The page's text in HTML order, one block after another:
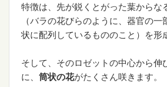
特徴は、先が鋭くとがった葉からな
（バラの花びらのように、器官の一
状に配列しているもののこと）を形
そして、そのロゼットの中心から伸
に、 筒状の花がたくさん咲きます。